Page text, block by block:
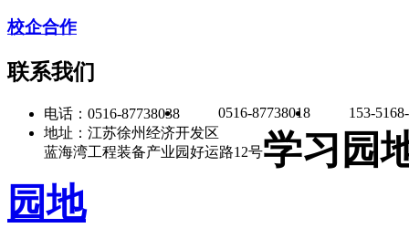
校企合作
联系我们
电话：0516-87738038 0516-87738018
153-
地址：江苏徐州经济开发区
蓝海湾工程装备产业园好运路12号学习园
园地